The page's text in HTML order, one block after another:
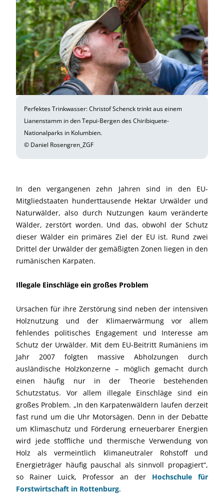
Perfektes Trinkwasser: Christof Schenck trinkt aus einem
Lianenstamm in den Tepui-Bergen des Chiribiquete-
Nationalparks in Kolumbien.
© Daniel Rosengren_ZGF
In den vergangenen zehn Jahren sind in den EU-
Mitgliedstaaten hunderttausende Hektar Urwälder und
Naturwälder, also durch Nutzungen kaum veränderte
Wälder, zerstört worden. Und das, obwohl der Schutz
dieser Wälder ein primäres Ziel der EU ist. Rund zwei
Drittel der Urwälder der gemäßigten Zonen liegen in den
rumänischen Karpaten.
Illegale Einschläge ein großes Problem
Ursachen für ihre Zerstörung sind neben der intensiven
Holznutzung und der Klimaerwärmung vor allem
fehlendes politisches Engagement und Interesse am
Schutz der Urwälder. Mit dem EU-Beitritt Rumäniens im
Jahr 2007 folgten massive Abholzungen durch
ausländische Holzkonzerne – möglich gemacht durch
einen häufig nur in der Theorie bestehenden
Schutzstatus. Vor allem illegale Einschläge sind ein
großes Problem. „In den Karpatenwäldern laufen derzeit
fast rund um die Uhr Motorsägen. Denn in der Debatte
um Klimaschutz und Förderung erneuerbarer Energien
wird jede stoffliche und thermische Verwendung von
Holz als vermeintlich klimaneutraler Rohstoff und
Energieträger häufig pauschal als sinnvoll propagiert“,
so Rainer Luick, Professor an der Hochschule für
Forstwirtschaft in Rottenburg.